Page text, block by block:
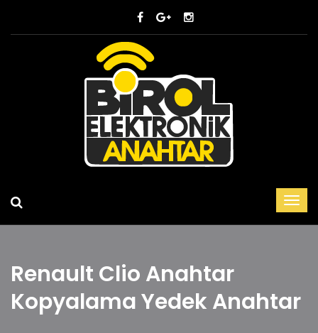
Renault Clio Anahtar
Kopyalama Yedek Anahtar